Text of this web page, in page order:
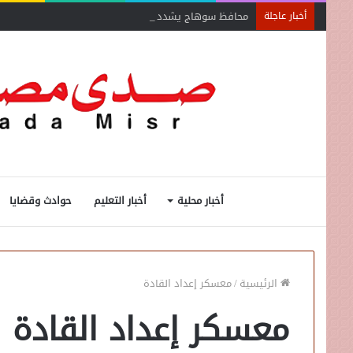
أخبار عاجلة محافظ سوهاج يشدد على الإزالة الفورية
أخبار محلية أخبار التعليم حوادث وقضايا
الرئيسية/معسكر إعداد القادة
معسكر إعداد القادة